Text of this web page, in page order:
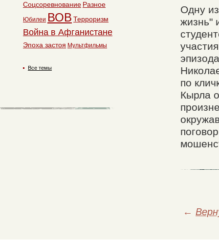
Одну
жизнь"
по
Кырла
←
Соцсоревнование Разное
Юбилеи ВОВ Терроризм
Война в Афганистане
Эпоха застоя Мультфильмы
Все темы